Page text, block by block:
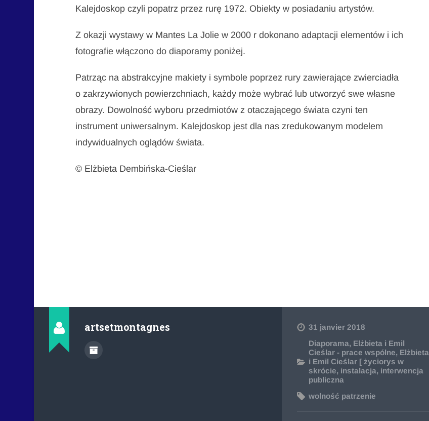
Kalejdoskop czyli popatrz przez rurę 1972. Obiekty w posiadaniu artystów.
Z okazji wystawy w Mantes La Jolie w 2000 r dokonano adaptacji elementów i ich
fotografie włączono do diaporamy poniżej.
Patrząc na abstrakcyjne makiety i symbole poprzez rury zawierające zwierciadła
o zakrzywionych powierzchniach, każdy może wybrać lub utworzyć swe własne
obrazy. Dowolność wyboru przedmiotów z otaczającego świata czyni ten
instrument uniwersalnym. Kalejdoskop jest dla nas zredukowanym modelem
indywidualnych oglądów świata.
© Elżbieta Dembińska-Cieślar
artsetmontagnes
31 janvier 2018
Diaporama, Elżbieta i Emil
Cieślar - prace wspólne, Elżbieta
i Emil Cieślar [ życiorys w
skrócie, instalacja, interwencja
publiczna
wolność patrzenie